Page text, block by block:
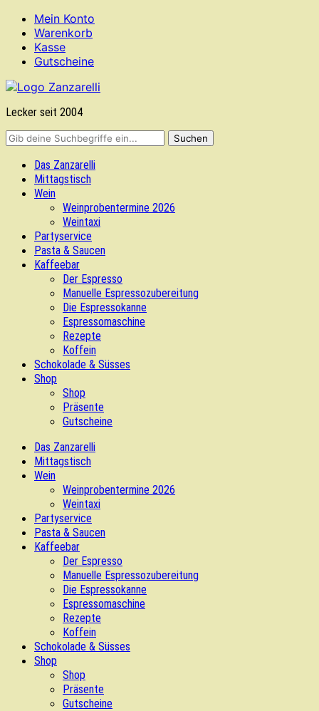
Mein Konto
Warenkorb
Kasse
Gutscheine
Lecker seit 2004
Das Zanzarelli
Mittagstisch
Wein
Weinprobentermine 2026
Weintaxi
Partyservice
Pasta & Saucen
Kaffeebar
Der Espresso
Manuelle Espressozubereitung
Die Espressokanne
Espressomaschine
Rezepte
Koffein
Schokolade & Süsses
Shop
Shop
Präsente
Gutscheine
Das Zanzarelli
Mittagstisch
Wein
Weinprobentermine 2026
Weintaxi
Partyservice
Pasta & Saucen
Kaffeebar
Der Espresso
Manuelle Espressozubereitung
Die Espressokanne
Espressomaschine
Rezepte
Koffein
Schokolade & Süsses
Shop
Shop
Präsente
Gutscheine